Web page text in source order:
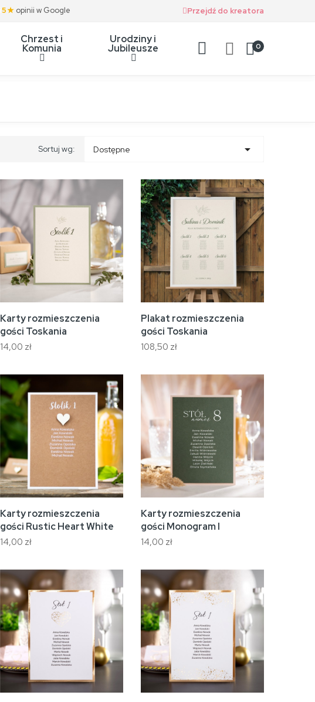
5★ opinii w Google Przejdź do kreatora
Chrzest i
Komunia
Urodziny i
Jubileusze 0
Sortuj wg: Dostępne 
Karty rozmieszczenia
gości Toskania
14,00 zł
Plakat rozmieszczenia
gości Toskania
108,50 zł
Karty rozmieszczenia
gości Rustic Heart White
14,00 zł
Karty rozmieszczenia
gości Monogram I
14,00 zł